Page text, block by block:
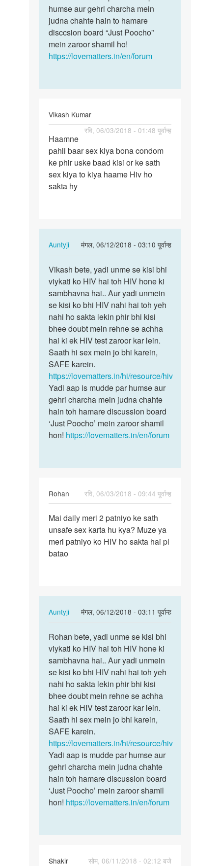
humse aur gehri charcha mein
judna chahte hain to hamare
disccsion board “Just Poocho”
mein zaroor shamil ho!
https://lovematters.in/en/forum
Vikash Kumar
रवि, 06/03/2018 - 01:48 पूर्वान्ह
Haamne
pahli
baar
sex
kiya…
Haamne
pahli baar sex kiya bona condom
ke phir uske baad kisi or ke sath
sex kiya to kiya haame Hiv ho
sakta hy
Auntyji
मंगल, 06/12/2018 - 03:10 पूर्वान्ह
In
to
Haamne
pahli
baar
sex
kiya…
by
Vikash
Kumar
Vikash
bete,
yadi
unme
se…
Vikash bete, yadi unme se kisi bhi
viykati ko HIV hai toh HIV hone ki
sambhavna hai.. Aur yadi unmein
se kisi ko bhi HIV nahi hai toh yeh
nahi ho sakta lekin phir bhi kisi
bhee doubt mein rehne se achha
hai ki ek HIV test zaroor kar lein.
Saath hi sex mein jo bhi karein,
SAFE karein.
https://lovematters.in/hi/resource/hiv
Yadi aap is mudde par humse aur
gehri charcha mein judna chahte
hain toh hamare discussion board
‘Just Poocho’ mein zaroor shamil
hon! https://lovematters.in/en/forum
Rohan
रवि, 06/03/2018 - 09:44 पूर्वान्ह
Mai
daily
meri
2
Mai daily meri 2 patniyo ke sath
unsafe sex karta hu kya? Muze ya
meri patniyo ko HIV ho sakta hai pl
batao
Auntyji
मंगल, 06/12/2018 - 03:11 पूर्वान्ह
In
to
Mai
daily
meri
2
patniyo
ke…
by
Rohan
Rohan
bete,
yadi
unme
se…
Rohan bete, yadi unme se kisi bhi
viykati ko HIV hai toh HIV hone ki
sambhavna hai.. Aur yadi unmein
se kisi ko bhi HIV nahi hai toh yeh
nahi ho sakta lekin phir bhi kisi
bhee doubt mein rehne se achha
hai ki ek HIV test zaroor kar lein.
Saath hi sex mein jo bhi karein,
SAFE karein.
https://lovematters.in/hi/resource/hiv
Yadi aap is mudde par humse aur
gehri charcha mein judna chahte
hain toh hamare discussion board
‘Just Poocho’ mein zaroor shamil
hon! https://lovematters.in/en/forum
Shakir
सोम, 06/11/2018 - 02:12 बजे